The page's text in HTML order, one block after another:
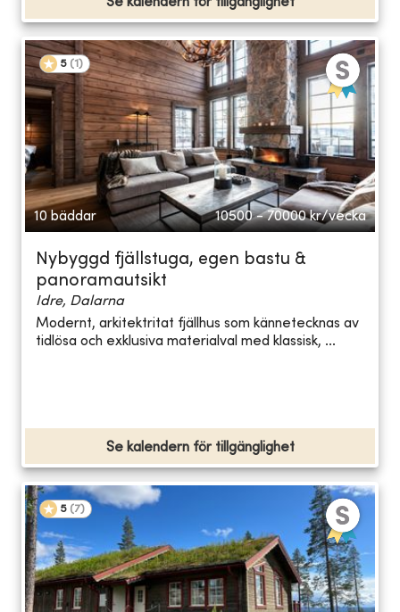
5 (1 )
10 bäddar 10500 - 70000 kr/vecka
Nybyggd fjällstuga, egen bastu &
panoramautsikt
Idre, Dalarna
Modernt, arkitektritat fjällhus som kännetecknas av
tidlösa och exklusiva materialval med klassisk, ...
Se kalendern för tillgänglighet
5 (7)